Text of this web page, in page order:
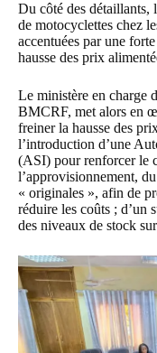
Du côté des détaillants,
de motocyclettes chez
accentuées par une
hausse des prix
Le ministère en charge
BMCRF, met alors en
freiner la hausse des
l’introduction d’une
(ASI) pour renforcer le
l’approvisionnement,
« originales », afin de
réduire les coûts ; d’un
des niveaux de stock